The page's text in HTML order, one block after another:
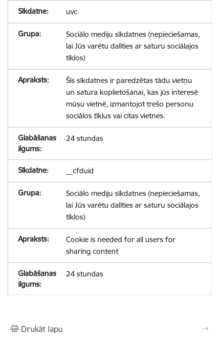
uvc
Sociālo mediju sīkdatnes (nepieciešamas,
lai Jūs varētu dalīties ar saturu sociālajos
tīklos)
Šīs sīkdatnes ir paredzētas tādu vietņu
un satura koplietošanai, kas jūs interesē
mūsu vietnē, izmantojot trešo personu
sociālos tīklus vai citas vietnes.
24 stundas
__cfduid
Sociālo mediju sīkdatnes (nepieciešamas,
lai Jūs varētu dalīties ar saturu sociālajos
tīklos)
Cookie is needed for all users for
sharing content
24 stundas
Drukāt lapu